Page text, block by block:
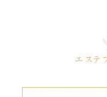
エステ